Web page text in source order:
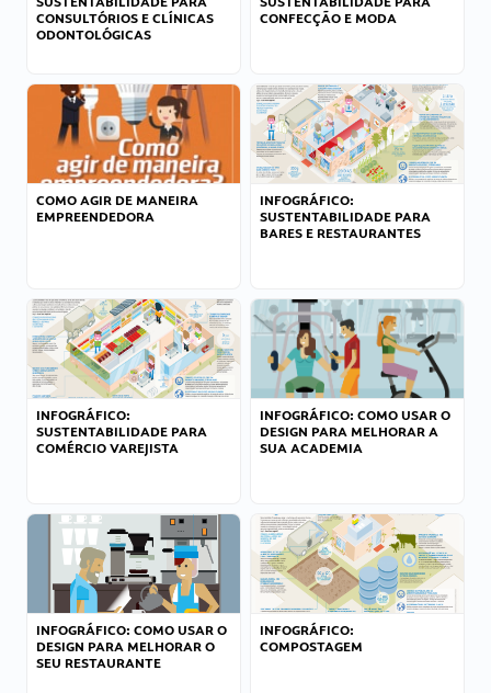
CONSULTÓRIOS E CLÍNICAS
ODONTOLÓGICAS
CONFECÇÃO E MODA
COMO AGIR DE MANEIRA
EMPREENDEDORA
INFOGRÁFICO:
SUSTENTABILIDADE PARA
BARES E RESTAURANTES
INFOGRÁFICO:
SUSTENTABILIDADE PARA
COMÉRCIO VAREJISTA
INFOGRÁFICO: COMO USAR O
DESIGN PARA MELHORAR A
SUA ACADEMIA
INFOGRÁFICO: COMO USAR O
DESIGN PARA MELHORAR O
SEU RESTAURANTE
INFOGRÁFICO:
COMPOSTAGEM